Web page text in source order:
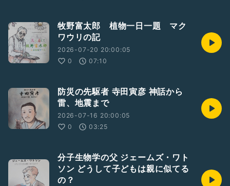
牧野富太郎 植物一日一題 マク
ワウリの記
2026-07-20 20:00:05
0
07:10
防災の先駆者 寺田寅彦 神話から
雷、地震まで
2026-07-16 20:00:05
0
03:25
分子生物学の父 ジェームズ・ワト
ソン どうして子どもは親に似てる
の？